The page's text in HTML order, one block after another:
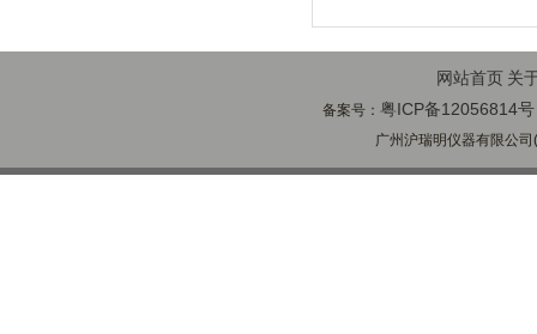
网站首页 关
备案号： 粤ICP备12056814号
广州沪瑞明仪器有限公